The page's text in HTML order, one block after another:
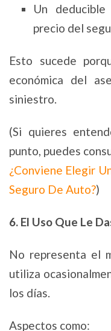
Un
precio del
Esto sucede
económica del
siniestro.
(Si quieres
punto, puedes
¿Conviene Elegir
Seguro De Auto?)
6. El Uso Que Le
No representa el
utiliza
los días.
Aspectos como: